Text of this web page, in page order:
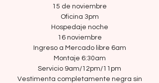
15 de noviembre
Oficina 3pm
Hospedaje noche
16 noviembre
Ingreso a Mercado libre 6am
Montaje 6:30am
Servicio 9am/12pm/11pm
Vestimenta completamente negra sin